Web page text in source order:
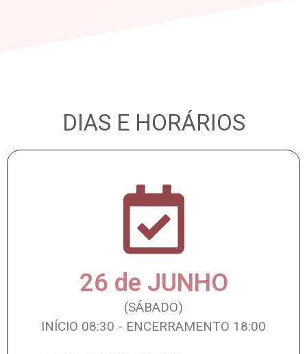
DIAS E HORÁRIOS
26 de JUNHO
(SÁBADO)
INÍCIO 08:30 - ENCERRAMENTO 18:00